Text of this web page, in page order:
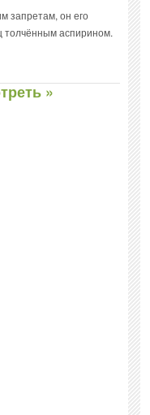
запретам, он его
толчённым аспирином.
»